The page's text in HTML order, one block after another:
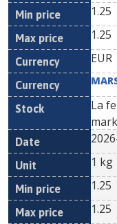
1.25
1.25
EUR
La
1 kg
1.25
1.25